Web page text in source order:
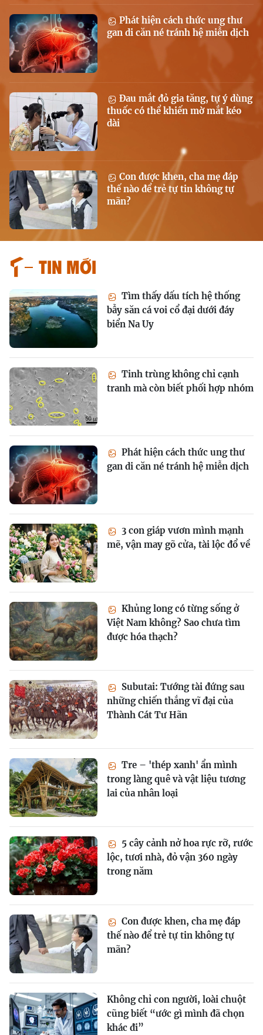
Phát hiện cách thức ung thư
gan di căn né tránh hệ miễn dịch
Đau mắt đỏ gia tăng, tự ý dùng
thuốc có thể khiến mờ mắt kéo
dài
Con được khen, cha mẹ đáp
thế nào để trẻ tự tin không tự
mãn?
Tin mới
Tìm thấy dấu tích hệ thống
bẫy săn cá voi cổ đại dưới đáy
biển Na Uy
Tinh trùng không chỉ cạnh
tranh mà còn biết phối hợp nhóm
Phát hiện cách thức ung thư
gan di căn né tránh hệ miễn dịch
3 con giáp vươn mình mạnh
mẽ, vận may gõ cửa, tài lộc đổ về
Khủng long có từng sống ở
Việt Nam không? Sao chưa tìm
được hóa thạch?
Subutai: Tướng tài đứng sau
những chiến thắng vĩ đại của
Thành Cát Tư Hãn
Tre – 'thép xanh' ẩn mình
trong làng quê và vật liệu tương
lai của nhân loại
5 cây cảnh nở hoa rực rỡ, rước
lộc, tươi nhà, đỏ vận 360 ngày
trong năm
Con được khen, cha mẹ đáp
thế nào để trẻ tự tin không tự
mãn?
Không chỉ con người, loài chuột
cũng biết “ước gì mình đã chọn
khác đi”